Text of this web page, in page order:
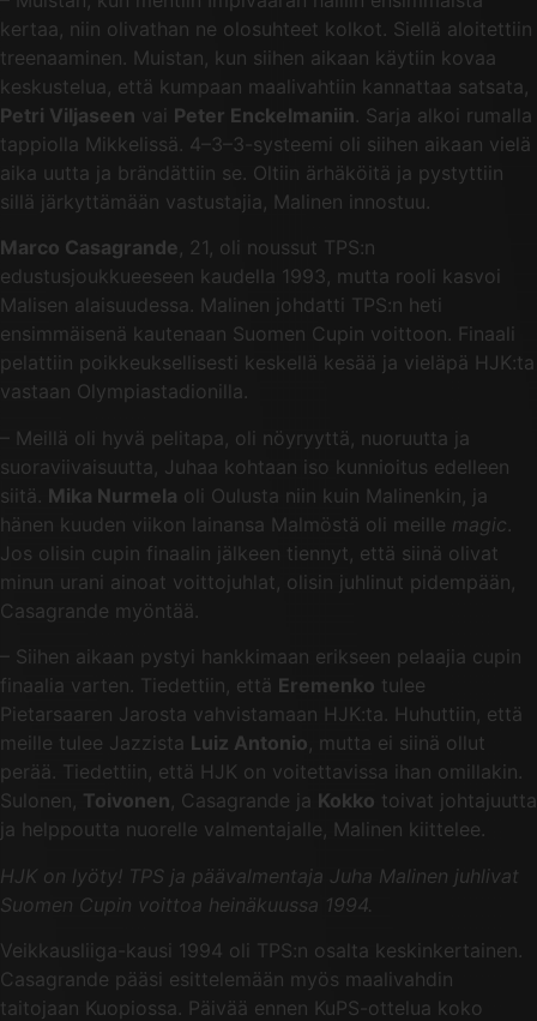
kertaa, niin olivathan ne olosuhteet kolkot. Siellä aloitettiin
treenaaminen. Muistan, kun siihen aikaan käytiin kovaa
keskustelua, että kumpaan maalivahtiin kannattaa satsata,
Petri Viljaseen vai Peter Enckelmaniin. Sarja alkoi rumalla
tappiolla Mikkelissä. 4–3–3-systeemi oli siihen aikaan vielä
aika uutta ja brändättiin se. Oltiin ärhäköitä ja pystyttiin
sillä järkyttämään vastustajia, Malinen innostuu.
Marco Casagrande, 21, oli noussut TPS:n
edustusjoukkueeseen kaudella 1993, mutta rooli kasvoi
Malisen alaisuudessa. Malinen johdatti TPS:n heti
ensimmäisenä kautenaan Suomen Cupin voittoon. Finaali
pelattiin poikkeuksellisesti keskellä kesää ja vieläpä HJK:ta
vastaan Olympiastadionilla.
– Meillä oli hyvä pelitapa, oli nöyryyttä, nuoruutta ja
suoraviivaisuutta, Juhaa kohtaan iso kunnioitus edelleen
siitä. Mika Nurmela oli Oulusta niin kuin Malinenkin, ja
hänen kuuden viikon lainansa Malmöstä oli meille magic.
Jos olisin cupin finaalin jälkeen tiennyt, että siinä olivat
minun urani ainoat voittojuhlat, olisin juhlinut pidempään,
Casagrande myöntää.
– Siihen aikaan pystyi hankkimaan erikseen pelaajia cupin
finaalia varten. Tiedettiin, että Eremenko tulee
Pietarsaaren Jarosta vahvistamaan HJK:ta. Huhuttiin, että
meille tulee Jazzista Luiz Antonio, mutta ei siinä ollut
perää. Tiedettiin, että HJK on voitettavissa ihan omillakin.
Sulonen, Toivonen, Casagrande ja Kokko toivat johtajuutta
ja helppoutta nuorelle valmentajalle, Malinen kiittelee.
HJK on lyöty! TPS ja päävalmentaja Juha Malinen juhlivat
Suomen Cupin voittoa heinäkuussa 1994.
Veikkausliiga-kausi 1994 oli TPS:n osalta keskinkertainen.
Casagrande pääsi esittelemään myös maalivahdin
taitojaan Kuopiossa. Päivää ennen KuPS-ottelua koko